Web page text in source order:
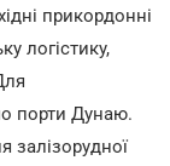
прикордонні
логістику,
порти Дунаю.
залізорудної